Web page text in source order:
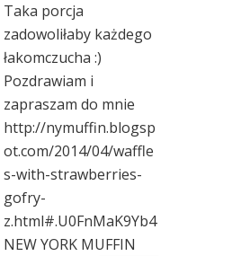
Taka porcja
zadowoliłaby każdego
łakomczucha :)
Pozdrawiam i
zapraszam do mnie
http://nymuffin.blogsp
ot.com/2014/04/waffle
s-with-strawberries-
gofry-
z.html#.U0FnMaK9Yb4
NEW YORK MUFFIN